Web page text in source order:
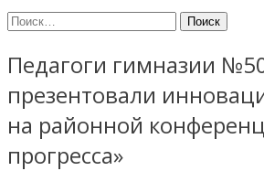
Найти:
Педагоги гимназии
презентовали
на районной
прогресса»